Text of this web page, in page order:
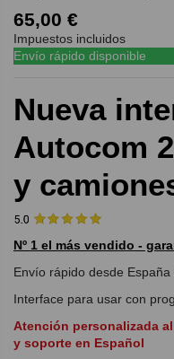
65,00 €
Impuestos incluidos
Envío rápido disponible
Nueva
Autocom
y
Nº 1 el más vendido -
Envío rápido desde España
Interface para usar con
Atención personalizada
y soporte en Español